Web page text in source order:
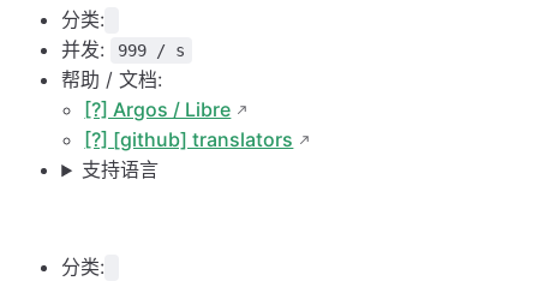
分类:
并发:
999 / s
帮助 / 文档:
[?] Argos / Libre
[?] [github] translators
支持语言
分类: